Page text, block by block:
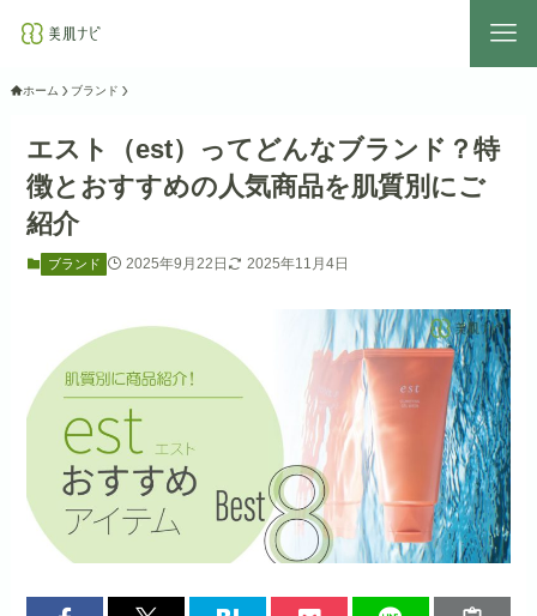
ホーム ブランド
エスト（est）ってどんなブランド？特
徴とおすすめの人気商品を肌質別にご
紹介
ブランド 2025年9月22日 2025年11月4日